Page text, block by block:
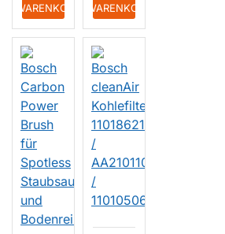
+ WARENKORB + WARENKORB